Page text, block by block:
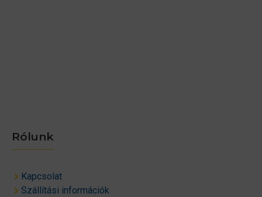
Rólunk
Kapcsolat
Szállítási információk